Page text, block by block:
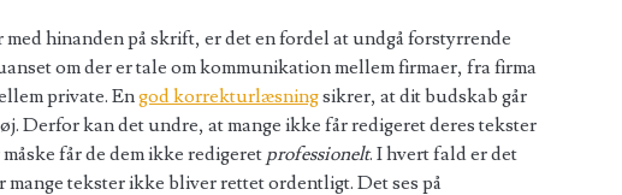
hinanden på skrift, er det en fordel at undgå forstyrrende
om der er tale om kommunikation mellem firmaer, fra firma
private. Engod korrekturlæsningsikrer, at dit budskab går
Derfor kan det undre, at mange ikke får redigeret deres tekster
får de dem ikke redigeretprofessionelt. I hvert fald er det
mange tekster ikke bliver rettet ordentligt. Det ses på